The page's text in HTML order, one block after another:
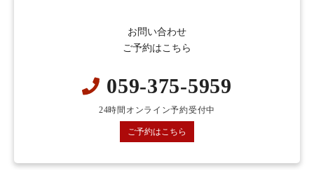
お問い合わせ
ご予約はこちら
059-375-5959
24時間オンライン予約受付中
ご予約はこちら